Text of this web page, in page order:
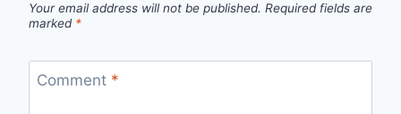
Your email address will not be published. Required fields are
marked *
Comment *